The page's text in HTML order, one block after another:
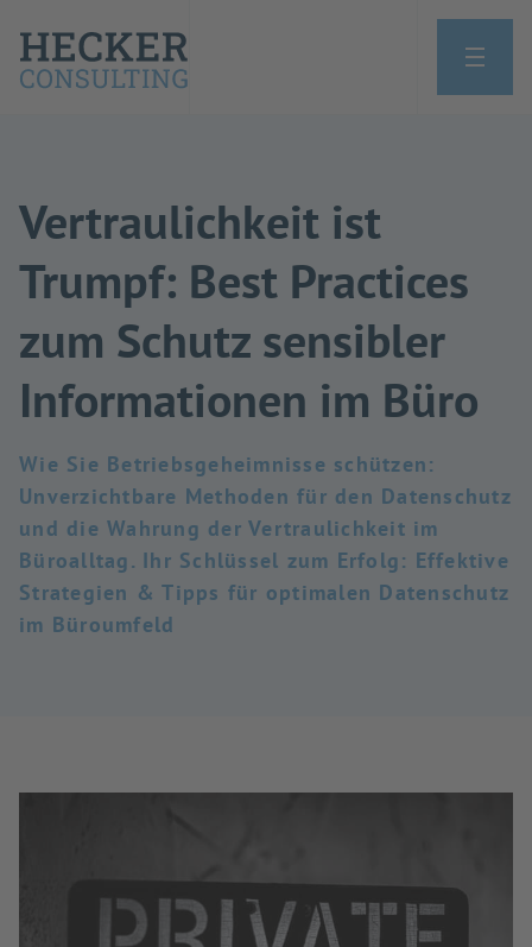
Vertraulichkeit ist
Trumpf: Best Practices
zum Schutz sensibler
Informationen im Büro
Wie Sie Betriebsgeheimnisse schützen:
Unverzichtbare Methoden für den Datenschutz
und die Wahrung der Vertraulichkeit im
Büroalltag. Ihr Schlüssel zum Erfolg: Effektive
Strategien & Tipps für optimalen Datenschutz
im Büroumfeld